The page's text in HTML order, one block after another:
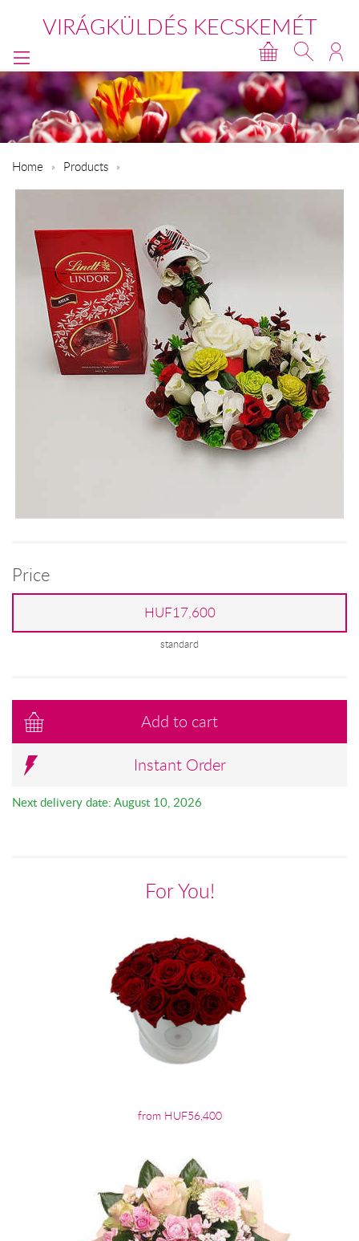
VIRÁGKÜLDÉS KECSKEMÉT
Home Products
Price
HUF17,600
standard
Add to cart
Instant Order
Next delivery date: August 10, 2026
For You!
from HUF56,400